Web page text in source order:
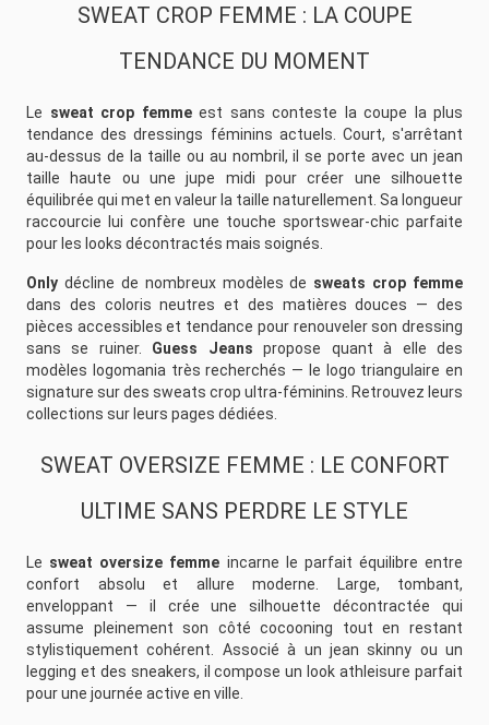
SWEAT CROP FEMME : LA COUPE
TENDANCE DU MOMENT
Le sweat crop femmeest sans conteste la coupe la plus
tendance des dressings féminins actuels. Court, s'arrêtant
au-dessus de la taille ou au nombril, il se porte avec un jean
taille haute ou une jupe midi pour créer une silhouette
équilibrée qui met en valeur la taille naturellement. Sa longueur
raccourcie lui confère une touche sportswear-chic parfaite
pour les looks décontractés mais soignés.
Only décline de nombreux modèles de sweats crop femme
dans des coloris neutres et des matières douces — des
pièces accessibles et tendance pour renouveler son dressing
sans se ruiner. Guess Jeans propose quant à elle des
modèles logomania très recherchés — le logo triangulaire en
signature sur des sweats crop ultra-féminins. Retrouvez leurs
collections sur leurs pages dédiées.
SWEAT OVERSIZE FEMME : LE CONFORT
ULTIME SANS PERDRE LE STYLE
Le sweat oversize femme incarne le parfait équilibre entre
confort absolu et allure moderne. Large, tombant,
enveloppant — il crée une silhouette décontractée qui
assume pleinement son côté cocooning tout en restant
stylistiquement cohérent. Associé à un jean skinny ou un
legging et des sneakers, il compose un look athleisure parfait
pour une journée active en ville.